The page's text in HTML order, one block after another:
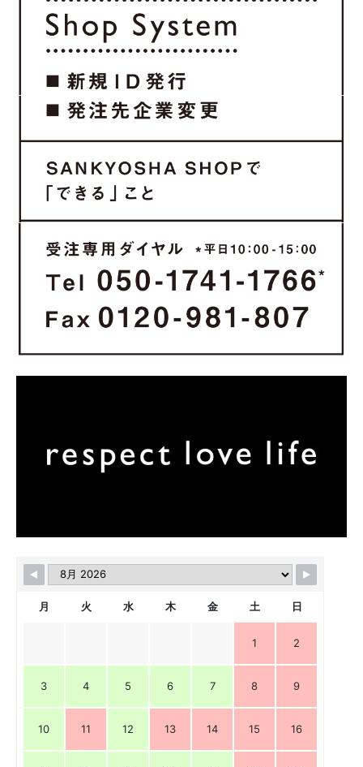
月 火 水 木 金 土 日
1 2
3 4 5 6 7 8 9
10 11 12 13 14 15 16